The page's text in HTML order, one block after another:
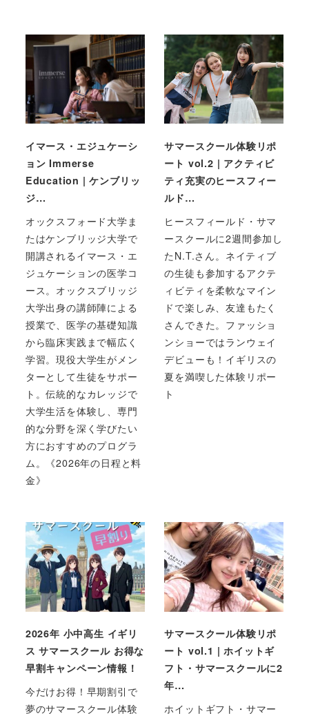
イマース・エジュケーシ
ョン Immerse
Education | ケンブリッ
ジ…
オックスフォード大学ま
たはケンブリッジ大学で
開講されるイマース・エ
ジュケーションの医学コ
ース。オックスブリッジ
大学出身の講師陣による
授業で、医学の基礎知識
から臨床実践まで幅広く
学習。現役大学生がメン
ターとして生徒をサポー
ト。伝統的なカレッジで
大学生活を体験し、専門
的な分野を深く学びたい
方におすすめのプログラ
ム。《2026年の日程と料
金》
サマースクール体験リポ
ート vol.2 | アクティビ
ティ充実のヒースフィー
ルド…
ヒースフィールド・サマ
ースクールに2週間参加し
たN.T.さん。ネイティブ
の生徒も参加するアクテ
ィビティを柔軟なマイン
ドで楽しみ、友達もたく
さんできた。ファッショ
ンショーではランウェイ
デビューも！イギリスの
夏を満喫した体験リポー
ト
2026年 小中高生 イギリ
ス サマースクール お得な
早割キャンペーン情報！
今だけお得！早期割引で
夢のサマースクール体験
サマースクール体験リポ
ート vol.1 | ホイットギ
フト・サマースクールに2
年…
ホイットギフト・サマー